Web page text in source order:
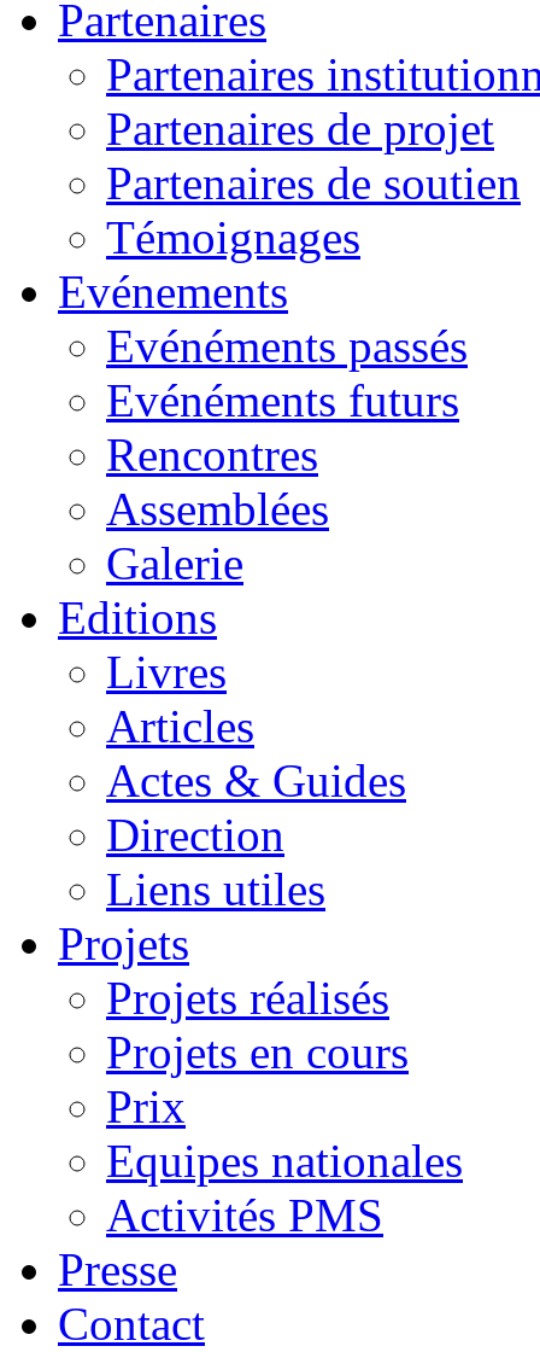
Partenaires
Partenaires
Partenaires de projet
Partenaires de soutien
Témoignages
Evénements
Evénéments passés
Evénéments futurs
Rencontres
Assemblées
Galerie
Editions
Livres
Articles
Actes & Guides
Direction
Liens utiles
Projets
Projets réalisés
Projets en cours
Prix
Equipes nationales
Activités PMS
Presse
Contact